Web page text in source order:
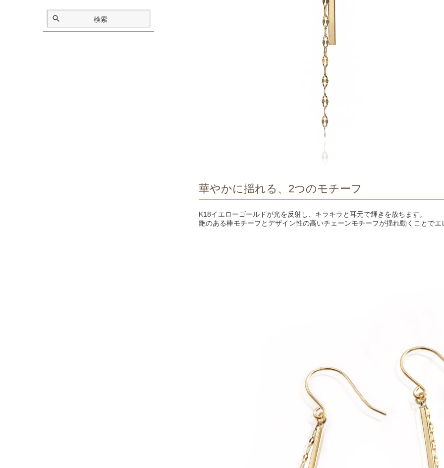
検索
華やかに揺れる、2つのモチーフ
K18イエローゴールドが光を反射し、キラキラと耳元で輝きを放ちます。
艶のある棒モチーフとデザイン性の高いチェーンモチーフが揺れ動くことで